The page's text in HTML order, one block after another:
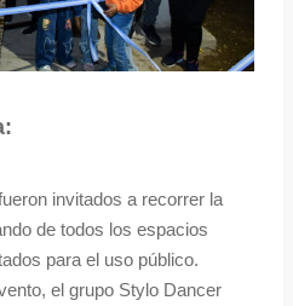
invitados a recorrer la
de todos los espacios
para el uso público.
el grupo Stylo Dancer